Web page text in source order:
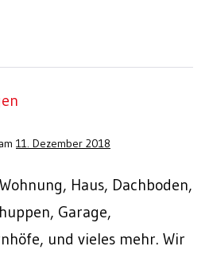
11. Dezember 2018
Haus, Dachboden,
Garage,
und vieles mehr. Wir